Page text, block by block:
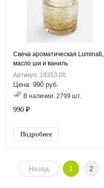
Свеча ароматическая Luminati,
масло ши и ваниль
Артикул: 19353.00
Цена: 990 руб.
В наличии: 2799 шт.
990 ₽
Подробнее
Назад 1 2